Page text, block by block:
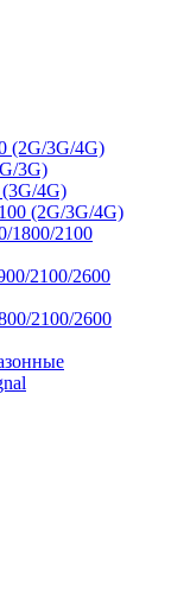
(2G/3G/4G)
3G)
4G)
(2G/3G/4G)
1800/2100
2100/2600
2100/2600